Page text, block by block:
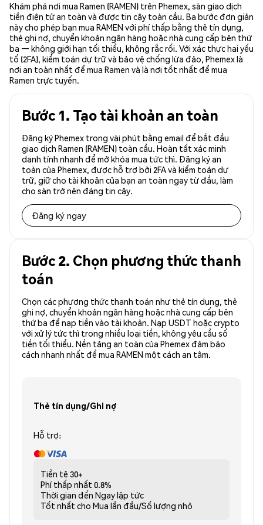
Khám phá nơi mua Ramen (RAMEN) trên Phemex, sàn giao dịch
tiền điện tử an toàn và được tin cậy toàn cầu. Ba bước đơn giản
này cho phép bạn mua RAMEN với phí thấp bằng thẻ tín dụng,
thẻ ghi nợ, chuyển khoản ngân hàng hoặc nhà cung cấp bên thứ
ba — không giới hạn tối thiểu, không rắc rối. Với xác thực hai yếu
tố (2FA), kiểm toán dự trữ và bảo vệ chống lừa đảo, Phemex là
nơi an toàn nhất để mua Ramen và là nơi tốt nhất để mua
Ramen trực tuyến.
Bước 1. Tạo tài khoản an toàn
Đăng ký Phemex trong vài phút bằng email để bắt đầu
giao dịch Ramen (RAMEN) toàn cầu. Hoàn tất xác minh
danh tính nhanh để mở khóa mua tức thì. Đăng ký an
toàn của Phemex, được hỗ trợ bởi 2FA và kiểm toán dự
trữ, giữ cho tài khoản của bạn an toàn ngay từ đầu, làm
cho sàn trở nên đáng tin cậy.
Đăng ký ngay
Bước 2. Chọn phương thức thanh
toán
Chọn các phương thức thanh toán như thẻ tín dụng, thẻ
ghi nợ, chuyển khoản ngân hàng hoặc nhà cung cấp bên
thứ ba để nạp tiền vào tài khoản. Nạp USDT hoặc crypto
với xử lý tức thì trong nhiều loại tiền, không yêu cầu số
tiền tối thiểu. Nền tảng an toàn của Phemex đảm bảo
cách nhanh nhất để mua RAMEN một cách an tâm.
Thẻ tín dụng/Ghi nợ
Hỗ trợ:
Tiền tệ 30+
Phí thấp nhất 0.8%
Thời gian đến Ngay lập tức
Tốt nhất cho Mua lần đầu/Số lượng nhỏ